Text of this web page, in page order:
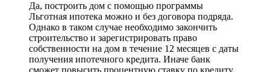
Да, построить дом с помощью программы
Льготная ипотека можно и без договора подряда.
Однако в таком случае необходимо закончить
строительство и зарегистрировать право
собственности на дом в течение 12 месяцев с даты
получения ипотечного кредита. Иначе банк